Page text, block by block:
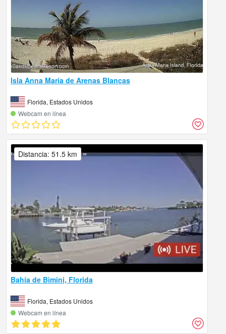
Isla Anna María de Arenas Blancas
Florida, Estados Unidos
Webcam en línea
Bahía de Bimini, Florida
Florida, Estados Unidos
Webcam en línea
Distancia: 51.5 km